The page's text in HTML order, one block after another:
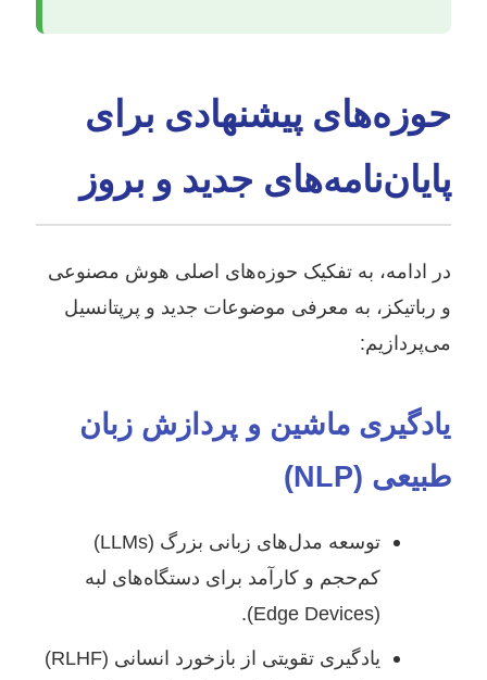
حوزه‌های پیشنهادی برای
پایان‌نامه‌های جدید و بروز
در ادامه، به تفکیک حوزه‌های اصلی هوش مصنوعی
و رباتیکز، به معرفی موضوعات جدید و پرپتانسیل
می‌پردازیم:
یادگیری ماشین و پردازش زبان
طبیعی (NLP)
توسعه مدل‌های زبانی بزرگ (LLMs)
کم‌حجم و کارآمد برای دستگاه‌های لبه
(Edge Devices).
یادگیری تقویتی از بازخورد انسانی (RLHF)